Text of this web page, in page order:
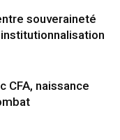
souveraineté
CFA, naissance